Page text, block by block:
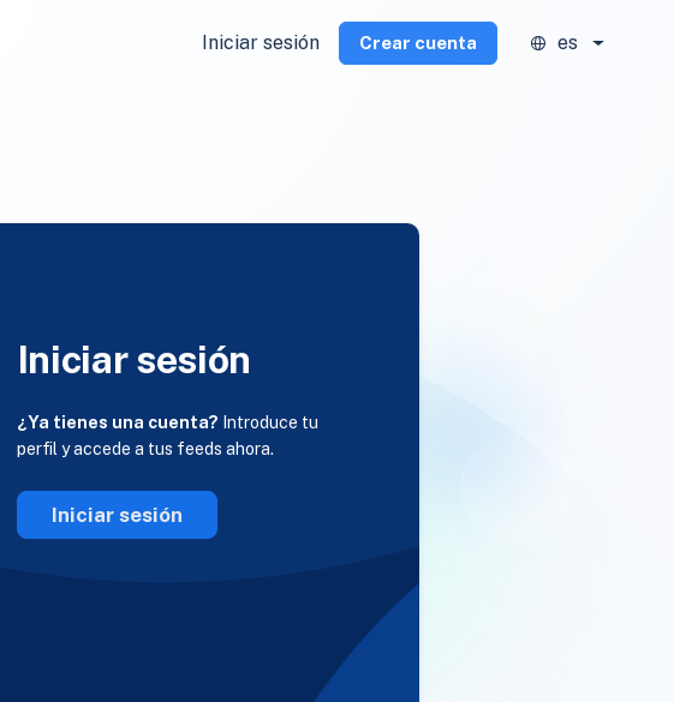
Iniciar sesión Crear cuenta es
Iniciar sesión
¿Ya tienes una cuenta? Introduce tu
perfil y accede a tus feeds ahora.
Iniciar sesión